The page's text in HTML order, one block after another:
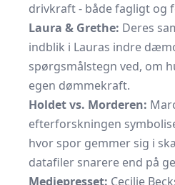
drivkraft - både fagligt og
Laura & Grethe: Deres
indblik i Lauras indre
spørgsmålstegn ved, om
egen dømmekraft.
Holdet vs. Morderen:
efterforskningen
hvor spor gemmer sig i
datafiler snarere end på
Mediepresset: Cecilie